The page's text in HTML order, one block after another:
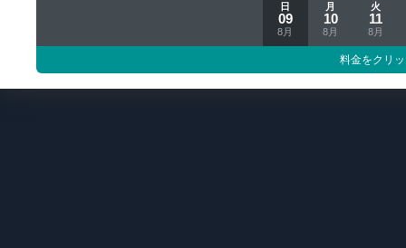
日
09
8月
月
10
8月
火
11
8月
料金をクリ